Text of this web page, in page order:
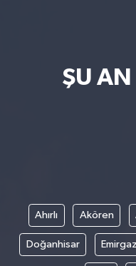
ŞU AN
Ahırlı Akören
Doğanhisar